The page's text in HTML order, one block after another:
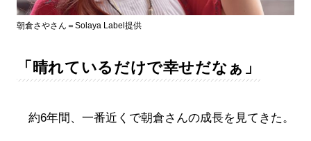
朝倉さやさん＝Solaya Label提供
「晴れているだけで幸せだなぁ」
約6年間、一番近くで朝倉さんの成長を見てきた。